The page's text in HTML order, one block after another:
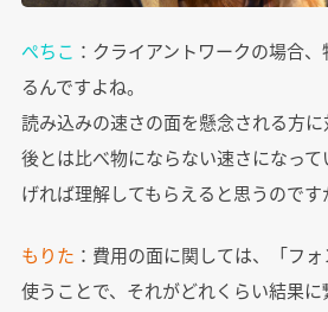
ぺちこ ：クライアントワークの場合
るんですよね。
読み込みの速さの面を懸念される方
後とは比べ物にならない速さになっ
げれば理解してもらえると思うのです
もりた ：費用の面に関しては、「フ
使うことで、それがどれくらい結果